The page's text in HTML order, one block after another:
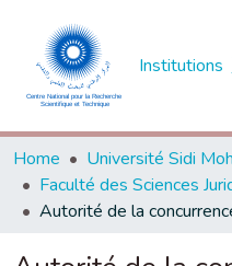
Institutions
Home